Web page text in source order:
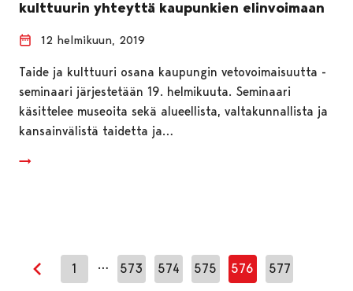
kulttuurin yhteyttä kaupunkien elinvoimaan
12 helmikuun, 2019
Taide ja kulttuuri osana kaupungin vetovoimaisuutta -
seminaari järjestetään 19. helmikuuta. Seminaari
käsittelee museoita sekä alueellista, valtakunnallista ja
kansainvälistä taidetta ja…
Edellinen sivu
1 … 573 574 575 576 577